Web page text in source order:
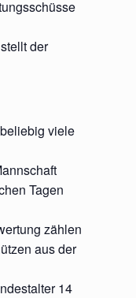
der
viele
Tagen
zählen
aus der
14